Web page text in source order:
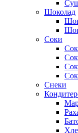
Шоколад
Соки
Снеки